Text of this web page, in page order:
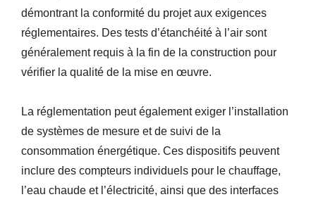
démontrant la conformité du projet aux exigences
réglementaires. Des tests d’étanchéité à l’air sont
généralement requis à la fin de la construction pour
vérifier la qualité de la mise en œuvre.
La réglementation peut également exiger l’installation
de systèmes de mesure et de suivi de la
consommation énergétique. Ces dispositifs peuvent
inclure des compteurs individuels pour le chauffage,
l’eau chaude et l’électricité, ainsi que des interfaces